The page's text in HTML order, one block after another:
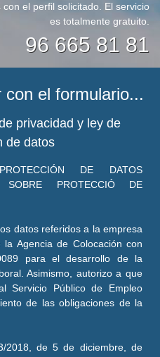
el perfil solicitado. El servicio
es totalmente gratuito.
96 665 81 81
el formulario...
privacidad y ley de
de datos
DE DATOS
SOBRE PROTECCIÓ DE
datos referidos a la empresa
Agencia de Colocación con
para el desarrollo de la
Asimismo, autorizo a que
Servicio Público de Empleo
de las obligaciones de la
2018, de 5 de diciembre, de